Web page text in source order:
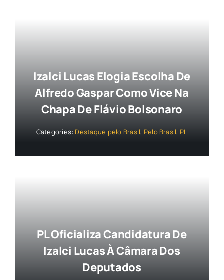
Izalci Lucas Elogia Escolha De
Alfredo Gaspar Como Vice Na
Chapa De Flávio Bolsonaro
Categories: Destaque pelo Brasil, Pelo Brasil, PL
PL Oficializa Candidatura De
Izalci Lucas À Câmara Dos
Deputados